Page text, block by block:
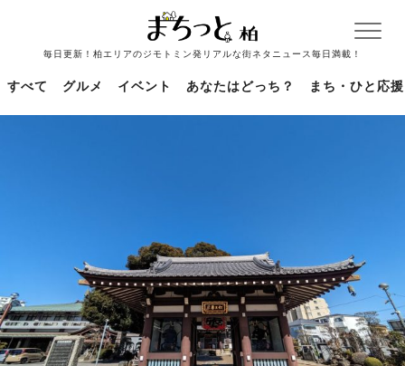
毎日更新！柏エリアのジモトミン発リアルな街ネタニュース毎日満載！
すべて グルメ イベント あなたはどっち？ まち・ひと応援